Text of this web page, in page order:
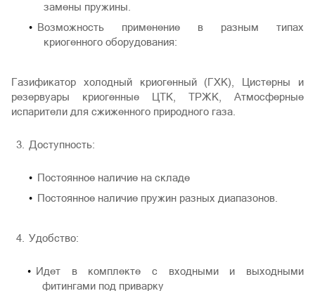
замены пружины.
Возможность применение в разным типах
криогенного оборудования:
Газификатор холодный криогенный (ГХК), Цистерны и
резервуары криогенные ЦТК, ТРЖК, Атмосферные
испарители для сжиженного природного газа.
Доступность:
Постоянное наличие на складе
Постоянное наличие пружин разных диапазонов.
Удобство:
Идет в комплекте с входными и выходными
фитингами под приварку